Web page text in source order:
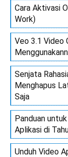
Cara Aktivasi
Work)
Veo 3.1 Video
Senjata
Menghapus
Saja
Panduan
Aplikasi di
Unduh Video